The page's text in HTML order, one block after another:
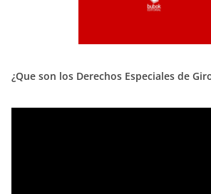
¿Que son los Derechos Especiales de